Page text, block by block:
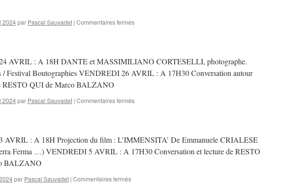
2024par Pascal Sauvadet | Commentaires ferméssur
AVRIL : A 18H DANTE et MASSIMILIANO CORTESELLI, photographe.
/ Festival Boutographies VENDREDI 26 AVRIL : A 17H30 Conversation autour
RESTO QUI de Marco BALZANO
2024par Pascal Sauvadet | Commentaires ferméssur
AVRIL : A 18H Projection du film : L’IMMENSITA’ De Emmanuele CRIALESE
Ferma …) VENDREDI 5 AVRIL : A 17H30 Conversation et lecture de RESTO
BALZANO
par Pascal Sauvadet | Commentaires ferméssur